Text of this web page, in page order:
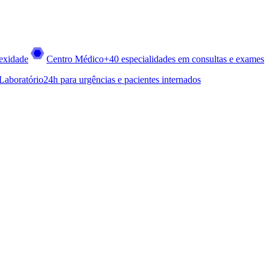
Centro Médico+40 especialidades em consultas e exames
24h para urgências e pacientes internados